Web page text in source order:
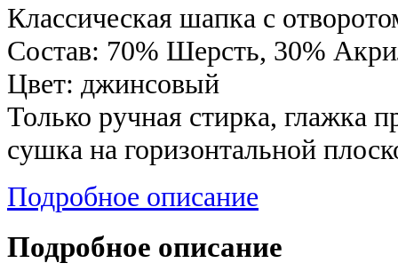
Классическая шапка с
Состав: 70% Шерсть, 30%
Цвет: джинсовый
Только ручная стирка, глажка
сушка на горизонтальной
Подробное описание
Подробное описание